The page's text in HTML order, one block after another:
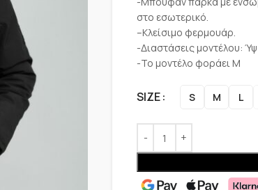
στο εσωτερικό.
–Κλείσιμο φερμουάρ.
-Διαστάσεις μοντέλου:
-Το μοντέλο φοράει M
SIZE S M L